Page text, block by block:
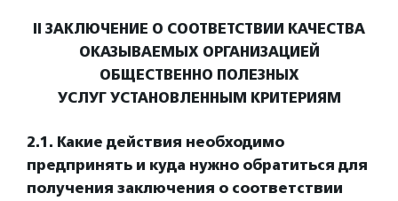
II ЗАКЛЮЧЕНИЕ О СООТВЕТСТВИИ КАЧЕСТВА
ОКАЗЫВАЕМЫХ ОРГАНИЗАЦИЕЙ
ОБЩЕСТВЕННО ПОЛЕЗНЫХ
УСЛУГ УСТАНОВЛЕННЫМ КРИТЕРИЯМ
2.1. Какие действия необходимо
предпринять и куда нужно обратиться для
получения заключения о соответствии